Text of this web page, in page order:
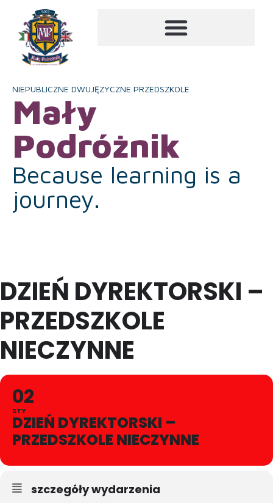
NIEPUBLICZNE DWUJĘZYCZNE PRZEDSZKOLE
Mały
Podróżnik
Because learning is a
journey.
DZIEŃ DYREKTORSKI –
PRZEDSZKOLE
NIECZYNNE
02
STY
DZIEŃ DYREKTORSKI –
PRZEDSZKOLE NIECZYNNE
szczegóły wydarzenia